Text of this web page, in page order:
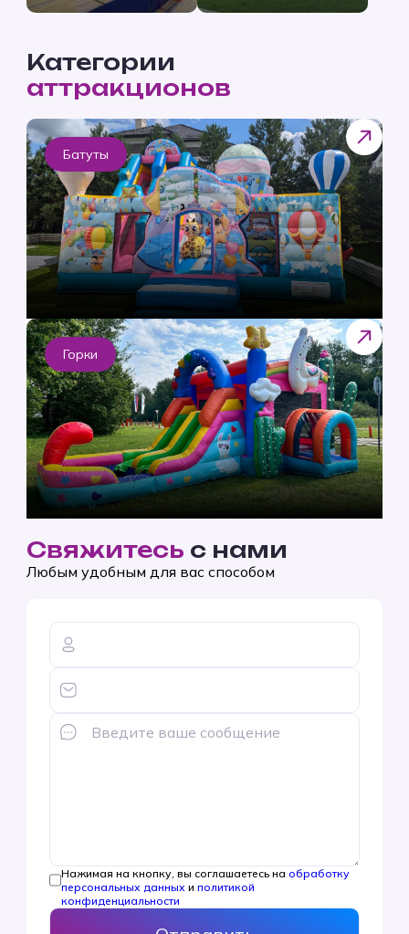
Категории
аттракционов
Батуты
Горки
Свяжитесь с нами
Любым удобным для вас способом
Нажимая на кнопку, вы соглашаетесь на обработку
персональных данных и политикой
конфиденциальности